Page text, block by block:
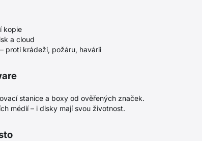
kopie
a cloud
– proti krádeži, požáru, havárii
stanice a boxy od ověřených značek.
médií – i disky mají svou životnost.